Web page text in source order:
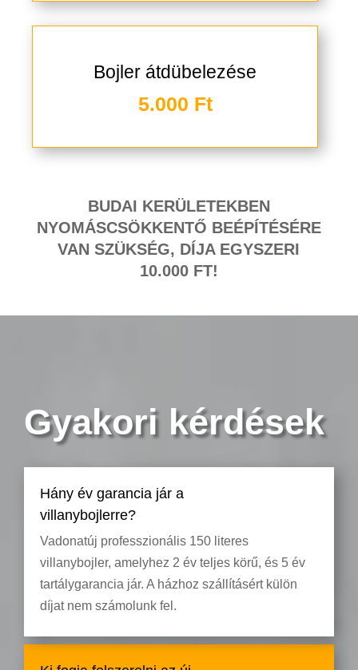
Bojler átdübelezése
5.000 Ft
BUDAI KERÜLETEKBEN
NYOMÁSCSÖKKENTŐ BEÉPÍTÉSÉRE
VAN SZÜKSÉG, DÍJA EGYSZERI
10.000 FT!
Gyakori kérdések
Hány év garancia jár a
villanybojlerre?
Vadonatúj professzionális 150 literes
villanybojler, amelyhez 2 év teljes körű, és 5 év
tartálygarancia jár. A házhoz szállításért külön
díjat nem számolunk fel.